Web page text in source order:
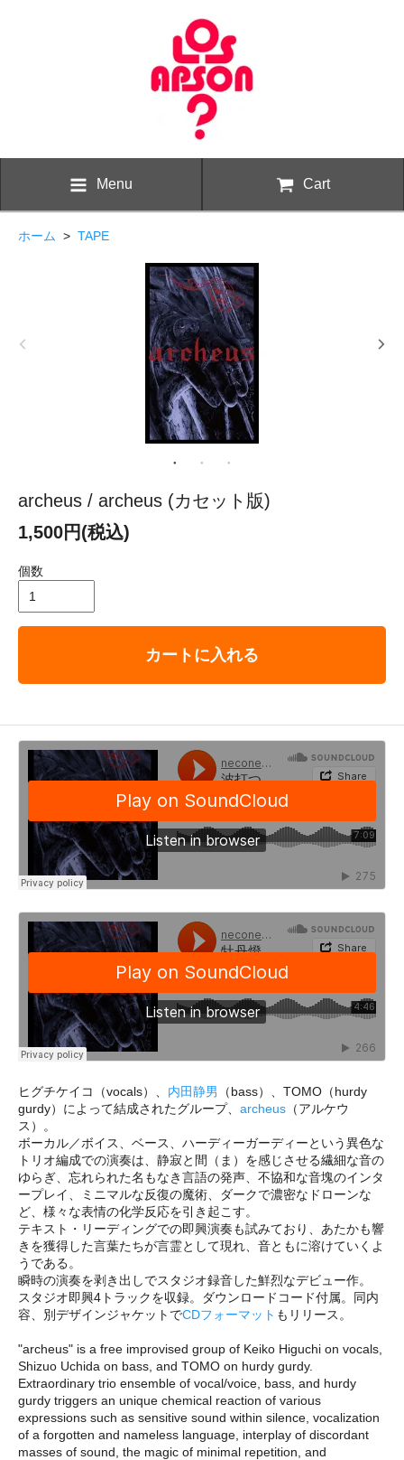
Menu Cart
ホーム > TAPE
archeus / archeus (カセット版)
1,500円(税込)
個数
カートに入れる
ヒグチケイコ（vocals）、 内田静男
（bass）、TOMO（hurdy
gurdy）によって結成されたグループ、 archeus （アルケウ
ス）。
ボーカル／ボイス、ベース、ハーディーガーディーという異色な
トリオ編成での演奏は、静寂と間（ま）を感じさせる繊細な音の
ゆらぎ、忘れられた名もなき言語の発声、不協和な音塊のインタ
ープレイ、ミニマルな反復の魔術、ダークで濃密なドローンな
ど、様々な表情の化学反応を引き起こす。
テキスト・リーディングでの即興演奏も試みており、あたかも響
きを獲得した言葉たちが言霊として現れ、音ともに溶けていくよ
うである。
瞬時の演奏を剥き出しでスタジオ録音した鮮烈なデビュー作。
スタジオ即興4トラックを収録。ダウンロードコード付属。同内
容、別デザインジャケットでCDフォーマット もリリース。
"archeus" is a free improvised group of Keiko Higuchi on vocals,
Shizuo Uchida on bass, and TOMO on hurdy gurdy.
Extraordinary trio ensemble of vocal/voice, bass, and hurdy
gurdy triggers an unique chemical reaction of various
expressions such as sensitive sound within silence, vocalization
of a forgotten and nameless language, interplay of discordant
masses of sound, the magic of minimal repetition, and